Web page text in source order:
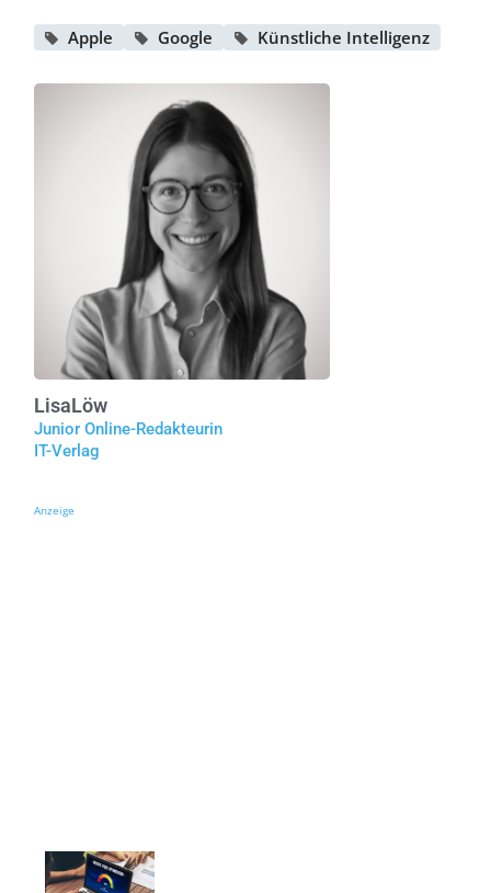
Apple Google Künstliche Intelligenz
LisaLöw
Junior Online-Redakteurin
IT-Verlag
Anzeige